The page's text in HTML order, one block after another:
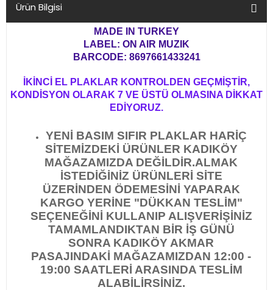
Ürün Bilgisi
MADE IN TURKEY
LABEL: ON AIR MUZIK
BARCODE: 8697661433241
İKİNCİ EL PLAKLAR KONTROLDEN GEÇMİŞTİR,
KONDİSYON OLARAK 7 VE ÜSTÜ OLMASINA DİKKAT
EDİYORUZ.
YENİ BASIM SIFIR PLAKLAR HARİÇ
SİTEMİZDEKİ ÜRÜNLER KADIKÖY
MAĞAZAMIZDA DEĞİLDİR.ALMAK
İSTEDİĞİNİZ ÜRÜNLERİ SİTE
ÜZERİNDEN ÖDEMESİNİ YAPARAK
KARGO YERİNE "DÜKKAN TESLİM"
SEÇENEĞİNİ KULLANIP ALIŞVERİŞİNİZ
TAMAMLANDIKTAN BİR İŞ GÜNÜ
SONRA KADIKÖY AKMAR
PASAJINDAKİ MAĞAZAMIZDAN 12:00 -
19:00 SAATLERİ ARASINDA TESLİM
ALABİLİRSİNİZ.